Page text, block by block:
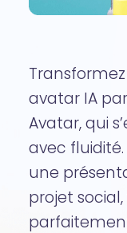
avatar IA
Avatar, qui
avec
une
projet